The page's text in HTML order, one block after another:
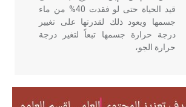
قيد الحياة حتى لو فقدت 40% من ماء
جسمها ويعود ذلك لقدرتها على تغيير
درجة حرارة جسمها تبعاً لتغير درجة
حرارة الجو،
- هل تعلم أن أبقراط كتب في الطب
أربعة مؤلفات هي: الحكم، الأدلة، تنظيم